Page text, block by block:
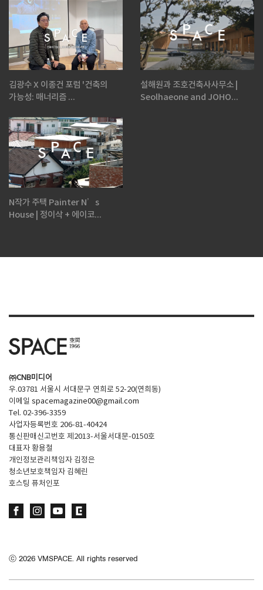
김광수 X 이종건 포럼 '건축의
가능성: 매너리즘 ...
설해원과 조호건축사사무소 |
Seolhaeone and JOHO...
N작가 주택 Painter N’s
House | 정이삭 + 에이코...
㈜CNB미디어
우.03781 서울시 서대문구 연희로 52-20(연희동)
이메일 spacemagazine00@gmail.com
Tel. 02-396-3359
사업자등록번호 206-81-40424
통신판매신고번호 제2013-서울서대문-0150호
대표자 황용철
개인정보관리책임자 김정은
청소년보호책임자 김혜린
호스팅 퓨처인포
ⓒ 2026 VMSPACE. All rights reserved